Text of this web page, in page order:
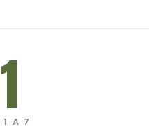
1 A 7